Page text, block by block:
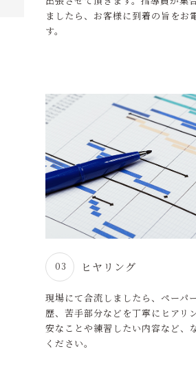
ましたら、お客様に到着の旨をお
す。
03 ヒヤリング
現場にて合流しましたら、ペーパ
歴、苦手部分などを丁寧にヒアリ
安なことや練習したい内容など、
ください。